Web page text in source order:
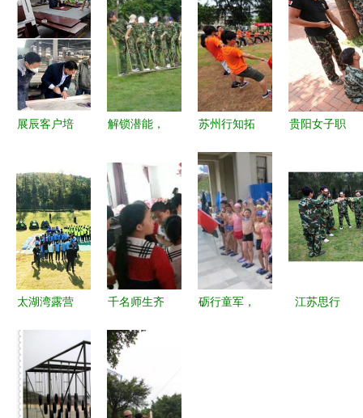
展辰客户培
练的特色指
数与价值深
度解析
解锁潜能，
少儿户外拓
展训练的重
要价值与实
践意义
苏州行知拓
大学生团队
赋能
贵阳女子职
练为“另
类”军训注
入新活力
太湖湾露营
与挑战中凝
聚团队新力
量
千名师生齐
拓展训练铸
就团队精神
砺行童军，
江苏思行